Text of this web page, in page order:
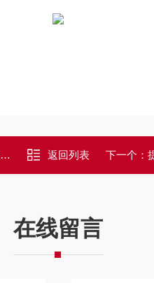
返回列表 下一个：
在线留言